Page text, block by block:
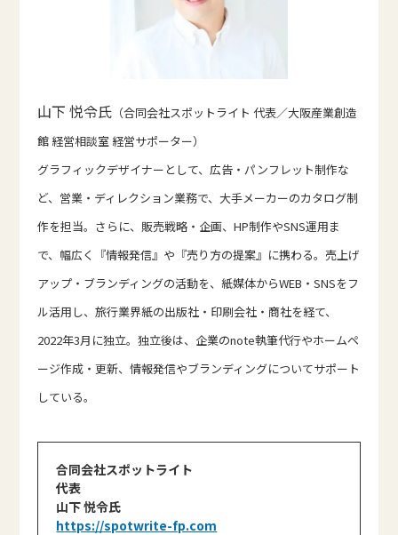
山下 悦令氏 （合同会社スポットライト 代表／大阪産業創造
館 経営相談室 経営サポーター）
グラフィックデザイナーとして、広告・パンフレット制作な
ど、営業・ディレクション業務で、大手メーカーのカタログ制
作を担当。さらに、販売戦略・企画、HP制作やSNS運用ま
で、幅広く『情報発信』や『売り方の提案』に携わる。売上げ
アップ・ブランディングの活動を、紙媒体からWEB・SNSをフ
ル活用し、旅行業界紙の出版社・印刷会社・商社を経て、
2022年3月に独立。独立後は、企業のnote執筆代行やホームペ
ージ作成・更新、情報発信やブランディングについてサポート
している。
合同会社スポットライト
代表
山下 悦令氏
https://spotwrite-fp.com